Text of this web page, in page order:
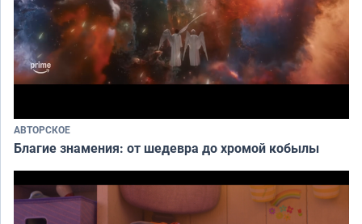
АВТОРСКОЕ
Благие знамения: от шедевра до хромой кобылы